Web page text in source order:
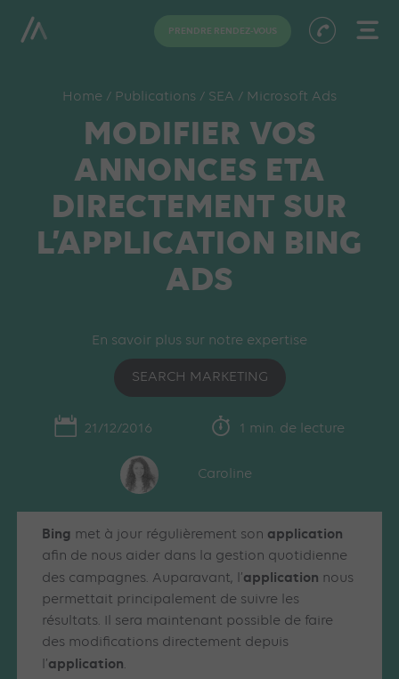
PRENDRE RENDEZ-VOUS
Home / Publications / SEA / Microsoft Ads
MODIFIER VOS
ANNONCES ETA
DIRECTEMENT SUR
L’APPLICATION BING
ADS
En savoir plus sur notre expertise
SEARCH MARKETING
21/12/2016 1 min. de lecture
Caroline
Bing met à jour régulièrement son application
afin de nous aider dans la gestion quotidienne
des campagnes. Auparavant, l’application nous
permettait principalement de suivre les
résultats. Il sera maintenant possible de faire
des modifications directement depuis
l’application.